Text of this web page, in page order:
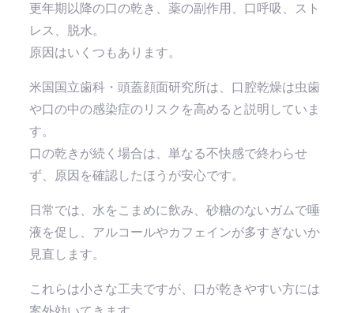
更年期以降の口の乾き、薬の副作用、口呼吸、スト
レス、脱水。
原因はいくつもあります。
米国国立歯科・頭蓋顔面研究所は、口腔乾燥は虫歯
や口の中の感染症のリスクを高めると説明していま
す。
口の乾きが続く場合は、単なる不快感で終わらせ
ず、原因を確認したほうが安心です。
日常では、水をこまめに飲み、砂糖のないガムで唾
液を促し、アルコールやカフェインが多すぎないか
見直します。
これらは小さな工夫ですが、口が乾きやすい方には